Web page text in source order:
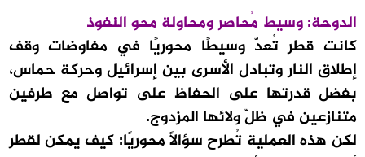
الدوحة: وسيط مُحاصر ومحاولة محو النفوذ
كانت قطر تُعدّ وسيطًا محوريًا في مفاوضات وقف
إطلاق النار وتبادل الأسرى بين إسرائيل وحركة حماس،
بفضل قدرتها على الحفاظ على تواصل مع طرفين
متنازعين في ظلّ ولائها المزدوج.
لكن هذه العملية تُطرح سؤالاً محوريًا: كيف يمكن لقطر